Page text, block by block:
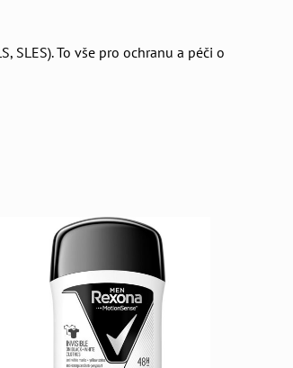
SLES). To vše pro ochranu a péči o